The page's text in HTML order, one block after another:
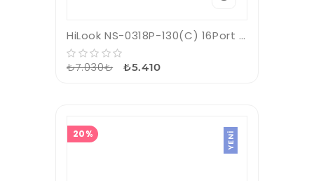
HiLook NS-0318P-130(C) 16Port 10/100 PoE+1x10/100/1000 RJ45+1xSFP Switch
₺7.030₺ ₺5.410
20% YENI